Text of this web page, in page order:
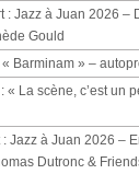
: Jazz à Juan 2026 –
Gould
Barminam » –
« La scène, c’est un
Jazz à Juan 2026 –
Dutronc &